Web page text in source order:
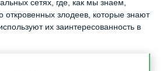
сетях, где, как мы знаем,
откровенных злодеев, которые знают
их заинтересованность в